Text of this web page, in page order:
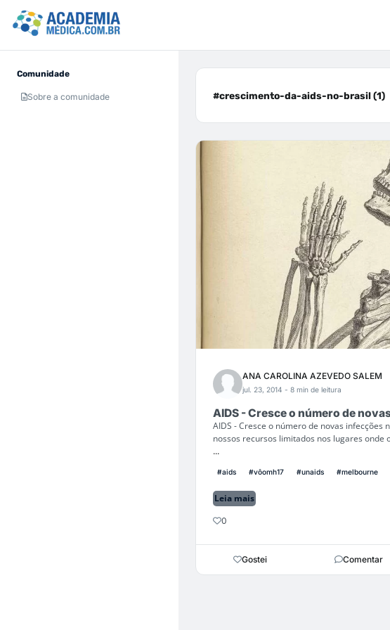
Comunidade
Sobre a comunidade #crescimento-da-aids-no-brasil (1)
ANA CAROLINA AZEVEDO SALEM
jul. 23, 2014 - 8 min de leitura
AIDS - Cresce o número de
AIDS - Cresce o número de novas infecções
nossos recursos limitados nos lugares
...
#aids #vôomh17 #unaids #melbourne
Leia mais
0
Gostei Comentar